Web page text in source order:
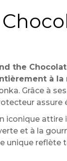
the
à la
Grâce à
iconique
et à la
unique